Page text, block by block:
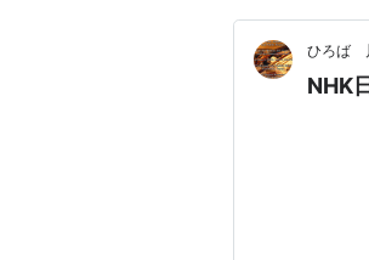
ひろば
NHK